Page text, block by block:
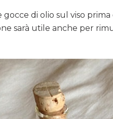
di olio sul viso
sarà utile anche per